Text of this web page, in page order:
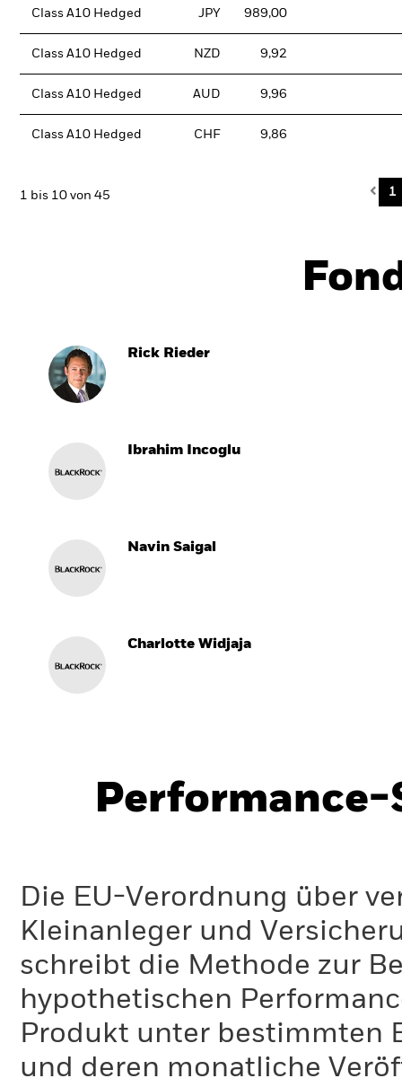
Class A10 Hedged JPY 989,00
Class A10 Hedged NZD 9,92
Class A10 Hedged AUD 9,96
Class A10 Hedged CHF 9,86
1 bis 10 von 45 1
Rick Rieder
Ibrahim Incoglu
Navin Saigal
Charlotte Widjaja
Performance-
Die EU-Verordnung über
Kleinanleger und
schreibt die Methode zur
hypothetischen
Produkt unter bestimmten
und deren monatliche